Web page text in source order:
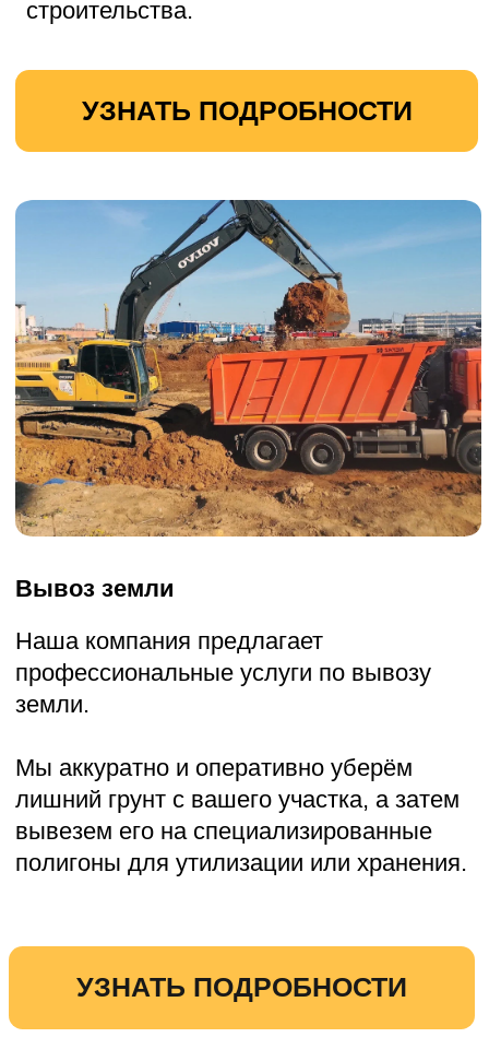
Вывоз строительного мусора
профессиональные услуги по прокладке
Наша компания предлагает
профессиональные услуги по вывозу
строительного мусора.
Мы аккуратно и оперативно уберём
отходы, которые образовались в
процессе строительства или ремонта,
а затем вывезем их на
специализированные полигоны для
утилизации или хранения.
УЗНАТЬ ПОДРОБНОСТИ